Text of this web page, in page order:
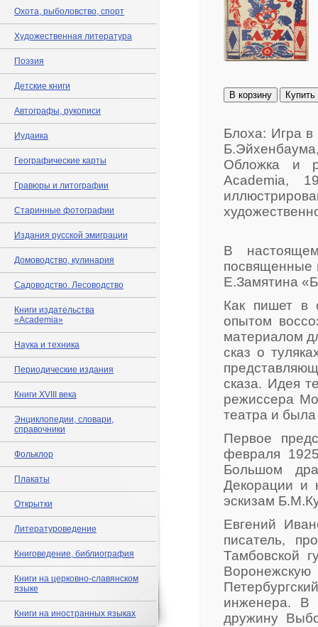
Охота, рыболовство, спорт
Художественная литература
Поэзия
Детские книги
Автографы, рукописи
Иудаика
Географические карты
Гравюры и литографии
Старинные фотографии
Издания русской эмиграции
Домоводство, кулинария
Садоводство. Лесоводство
Книги издательства
«Academia»
Наука и техника
Периодические издания
Книги XVIII века
Энциклопедии, словари,
справочники
Фольклор
Плакаты
Открытки
Литературоведение
Книговедение, библиография
Книги на церковно-славянском
языке
Книги на иностранных языках
В корзину Купить
Блоха: Игра в
Обложка и
В
посвященные
Е.Замятина
Как пишет в
опытом
материалом
сказ о
сказа. Идея
режиссера
театра и
Первое
февраля
Большом
Декорации и
эскизам
Евгений
писатель,
Тамбовской
инженера. В
дружину